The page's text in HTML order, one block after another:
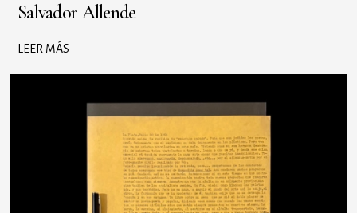
Salvador Allende
LEER MÁS